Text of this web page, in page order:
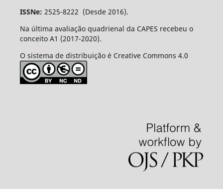
ISSNe: 2525-8222 (Desde 2016).
Na última avaliação quadrienal da CAPES recebeu o
conceito A1 (2017-2020).
O sistema de distribuição é Creative Commons 4.0